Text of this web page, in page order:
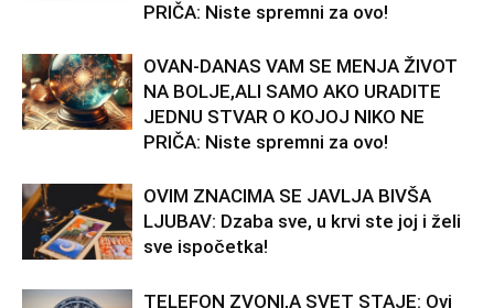
PRIČA: Niste spremni za ovo!
OVAN-DANAS VAM SE MENJA ŽIVOT
NA BOLJE,ALI SAMO AKO URADITE
JEDNU STVAR O KOJOJ NIKO NE
PRIČA: Niste spremni za ovo!
OVIM ZNACIMA SE JAVLJA BIVŠA
LJUBAV: Dzaba sve, u krvi ste joj i želi
sve ispočetka!
TELEFON ZVONI,A SVET STAJE: Ovi